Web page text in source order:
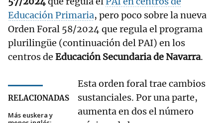
Educación Primaria, pero poco sobre la nueva
Orden Foral 58/2024 que regula el programa
plurilingüe (continuación del PAI) en los
centros de Educación Secundaria de Navarra.
RELACIONADAS
Más euskera y
Esta orden foral trae cambios
sustanciales. Por una parte,
aumenta en dos el número